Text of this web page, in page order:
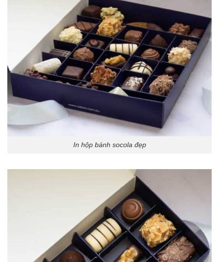
In hộp bánh socola đẹp